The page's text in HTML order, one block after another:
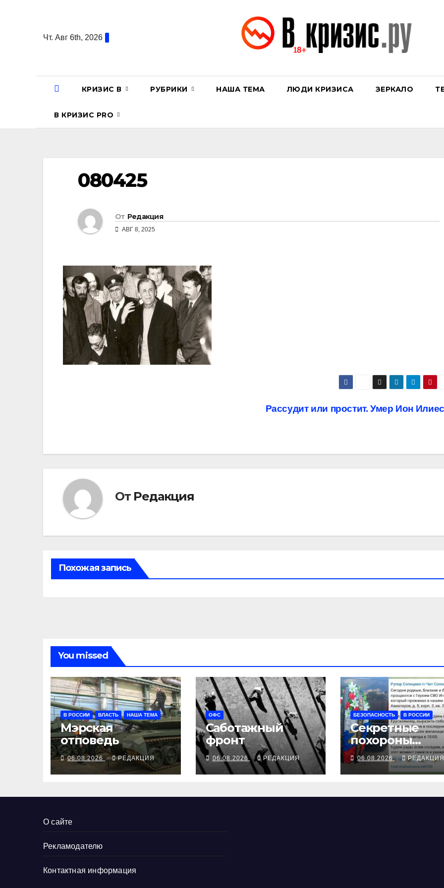
содержаниюЧт. Авг 6th, 2026
КРИЗИС В РУБРИКИ НАША ТЕМА ЛЮДИ КРИЗИСА ЗЕРКАЛО
В КРИЗИС PRO
080425
От Редакция
АВГ 8, 2025
записям
Рассудит или простит. Умер Ион
От Редакция
Похожая запись
You missed
В РОССИИ ВЛАСТЬ НАША ТЕМА
Мэрская
отповедь
06.08.2026 РЕДАКЦИЯ
ОФС
Саботажный
фронт
06.08.2026 РЕДАКЦИЯ
БЕЗОПАСНОСТЬ В РОССИИ
Секретные
похороны
заставляют
иначе
на взрыв
06.08.2026 РЕДАКЦИЯ
О сайте
Рекламодателю
Контактная информация